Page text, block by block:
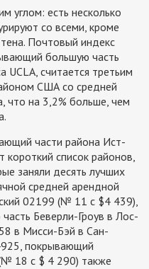
углом: есть несколько
со всеми, кроме
Почтовый индекс
большую часть
UCLA, считается третьим
США со средней
что на 3,2% больше, чем
части района Ист-
список районов,
заняли десять лучших
средней арендной
02199 (№ 11 с $4 439),
Беверли-Гроув в Лос-
в Мисси-Бэй в Сан-
покрывающий
18 с $ 4 290) также